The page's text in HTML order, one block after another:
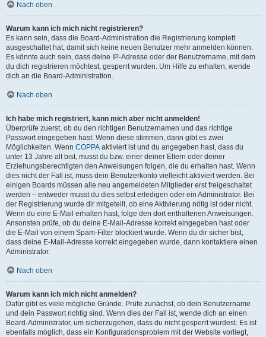
Nach oben
Warum kann ich mich nicht registrieren?
Es kann sein, dass die Board-Administration die Registrierung komplett
ausgeschaltet hat, damit sich keine neuen Benutzer mehr anmelden können.
Es könnte auch sein, dass deine IP-Adresse oder der Benutzername, mit dem
du dich registrieren möchtest, gesperrt wurden. Um Hilfe zu erhalten, wende
dich an die Board-Administration.
Nach oben
Ich habe mich registriert, kann mich aber nicht anmelden!
Überprüfe zuerst, ob du den richtigen Benutzernamen und das richtige
Passwort eingegeben hast. Wenn diese stimmen, dann gibt es zwei
Möglichkeiten. Wenn COPPA aktiviert ist und du angegeben hast, dass du
unter 13 Jahre alt bist, musst du bzw. einer deiner Eltern oder deiner
Erziehungsberechtigten den Anweisungen folgen, die du erhalten hast. Wenn
dies nicht der Fall ist, muss dein Benutzerkonto vielleicht aktiviert werden. Bei
einigen Boards müssen alle neu angemeldeten Mitglieder erst freigeschaltet
werden – entweder musst du dies selbst erledigen oder ein Administrator. Bei
der Registrierung wurde dir mitgeteilt, ob eine Aktivierung nötig ist oder nicht.
Wenn du eine E-Mail erhalten hast, folge den dort enthaltenen Anweisungen.
Ansonsten prüfe, ob du deine E-Mail-Adresse korrekt eingegeben hast oder
die E-Mail von einem Spam-Filter blockiert wurde. Wenn du dir sicher bist,
dass deine E-Mail-Adresse korrekt eingegeben wurde, dann kontaktiere einen
Administrator.
Nach oben
Warum kann ich mich nicht anmelden?
Dafür gibt es viele mögliche Gründe. Prüfe zunächst, ob dein Benutzername
und dein Passwort richtig sind. Wenn dies der Fall ist, wende dich an einen
Board-Administrator, um sicherzugehen, dass du nicht gesperrt wurdest. Es ist
ebenfalls möglich, dass ein Konfigurationsproblem mit der Website vorliegt,